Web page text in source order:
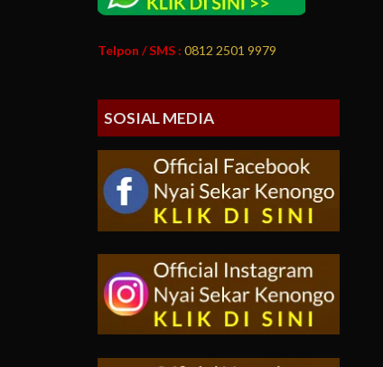
Telpon / SMS : 0812 2501 9979
SOSIAL MEDIA